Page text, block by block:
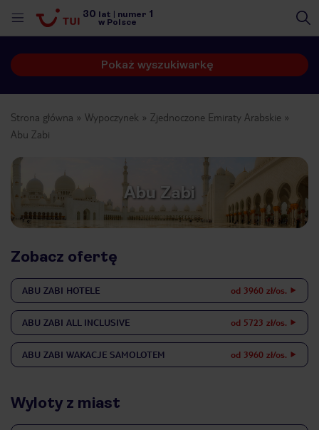
30 lat numer 1
w Polsce
Pokaż wyszukiwarkę
Strona główna Wypoczynek
Zjednoczone Emiraty Arabskie
Abu Zabi
Abu Zabi
Zobacz ofertę
ABU ZABI HOTELE od 3960 zł/os.
ABU ZABI ALL INCLUSIVE od 5723 zł/os.
ABU ZABI WAKACJE SAMOLOTEM od 3960 zł/os.
Wyloty z miast